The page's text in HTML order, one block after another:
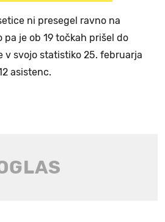
ni presegel ravno na
pa je ob 19 točkah prišel do
v svojo statistiko 25. februarja
asistenc.